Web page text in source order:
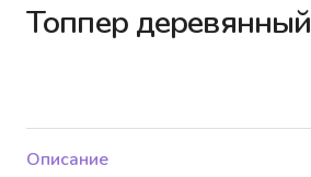
Топпер деревянный
Описание